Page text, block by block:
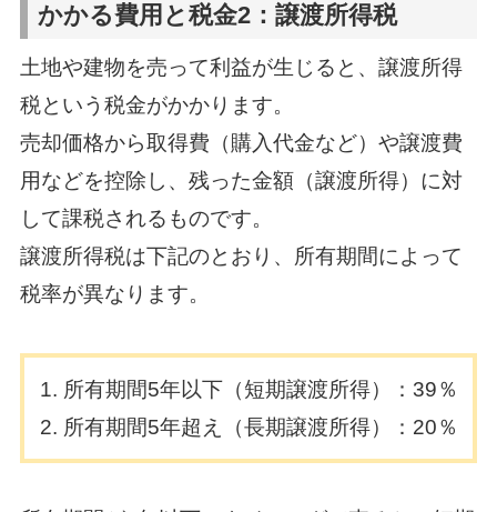
かかる費用と税金2：譲渡所得税
土地や建物を売って利益が生じると、譲渡所得
税という税金がかかります。
売却価格から取得費（購入代金など）や譲渡費
用などを控除し、残った金額（譲渡所得）に対
して課税されるものです。
譲渡所得税は下記のとおり、所有期間によって
税率が異なります。
所有期間5年以下（短期譲渡所得）：39％
所有期間5年超え（長期譲渡所得）：20％